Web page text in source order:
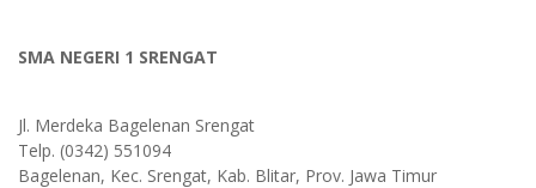
SMA NEGERI 1 SRENGAT
Jl. Merdeka Bagelenan Srengat
Telp. (0342) 551094
Bagelenan, Kec. Srengat, Kab. Blitar, Prov. Jawa Timur